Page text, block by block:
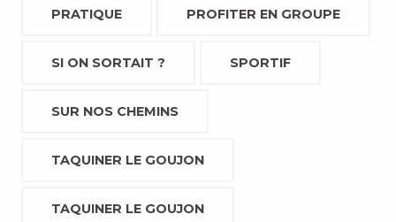
PRATIQUE PROFITER EN GROUPE
SI ON SORTAIT ? SPORTIF
SUR NOS CHEMINS
TAQUINER LE GOUJON
TAQUINER LE GOUJON